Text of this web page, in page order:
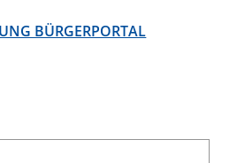
BÜRGERPORTAL